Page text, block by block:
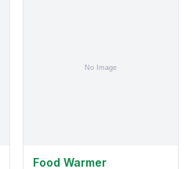
Food Warmer